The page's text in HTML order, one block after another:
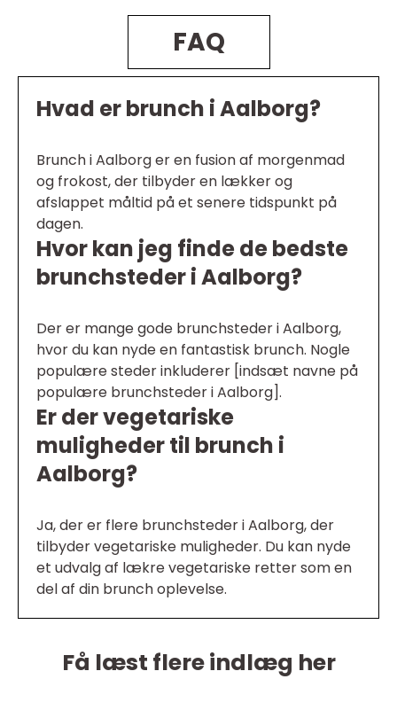
FAQ
Hvad er brunch i Aalborg?
Brunch i Aalborg er en fusion af morgenmad
og frokost, der tilbyder en lækker og
afslappet måltid på et senere tidspunkt på
dagen.
Hvor kan jeg finde de bedste
brunchsteder i Aalborg?
Der er mange gode brunchsteder i Aalborg,
hvor du kan nyde en fantastisk brunch. Nogle
populære steder inkluderer [indsæt navne på
populære brunchsteder i Aalborg].
Er der vegetariske
muligheder til brunch i
Aalborg?
Ja, der er flere brunchsteder i Aalborg, der
tilbyder vegetariske muligheder. Du kan nyde
et udvalg af lækre vegetariske retter som en
del af din brunch oplevelse.
Få læst flere indlæg her